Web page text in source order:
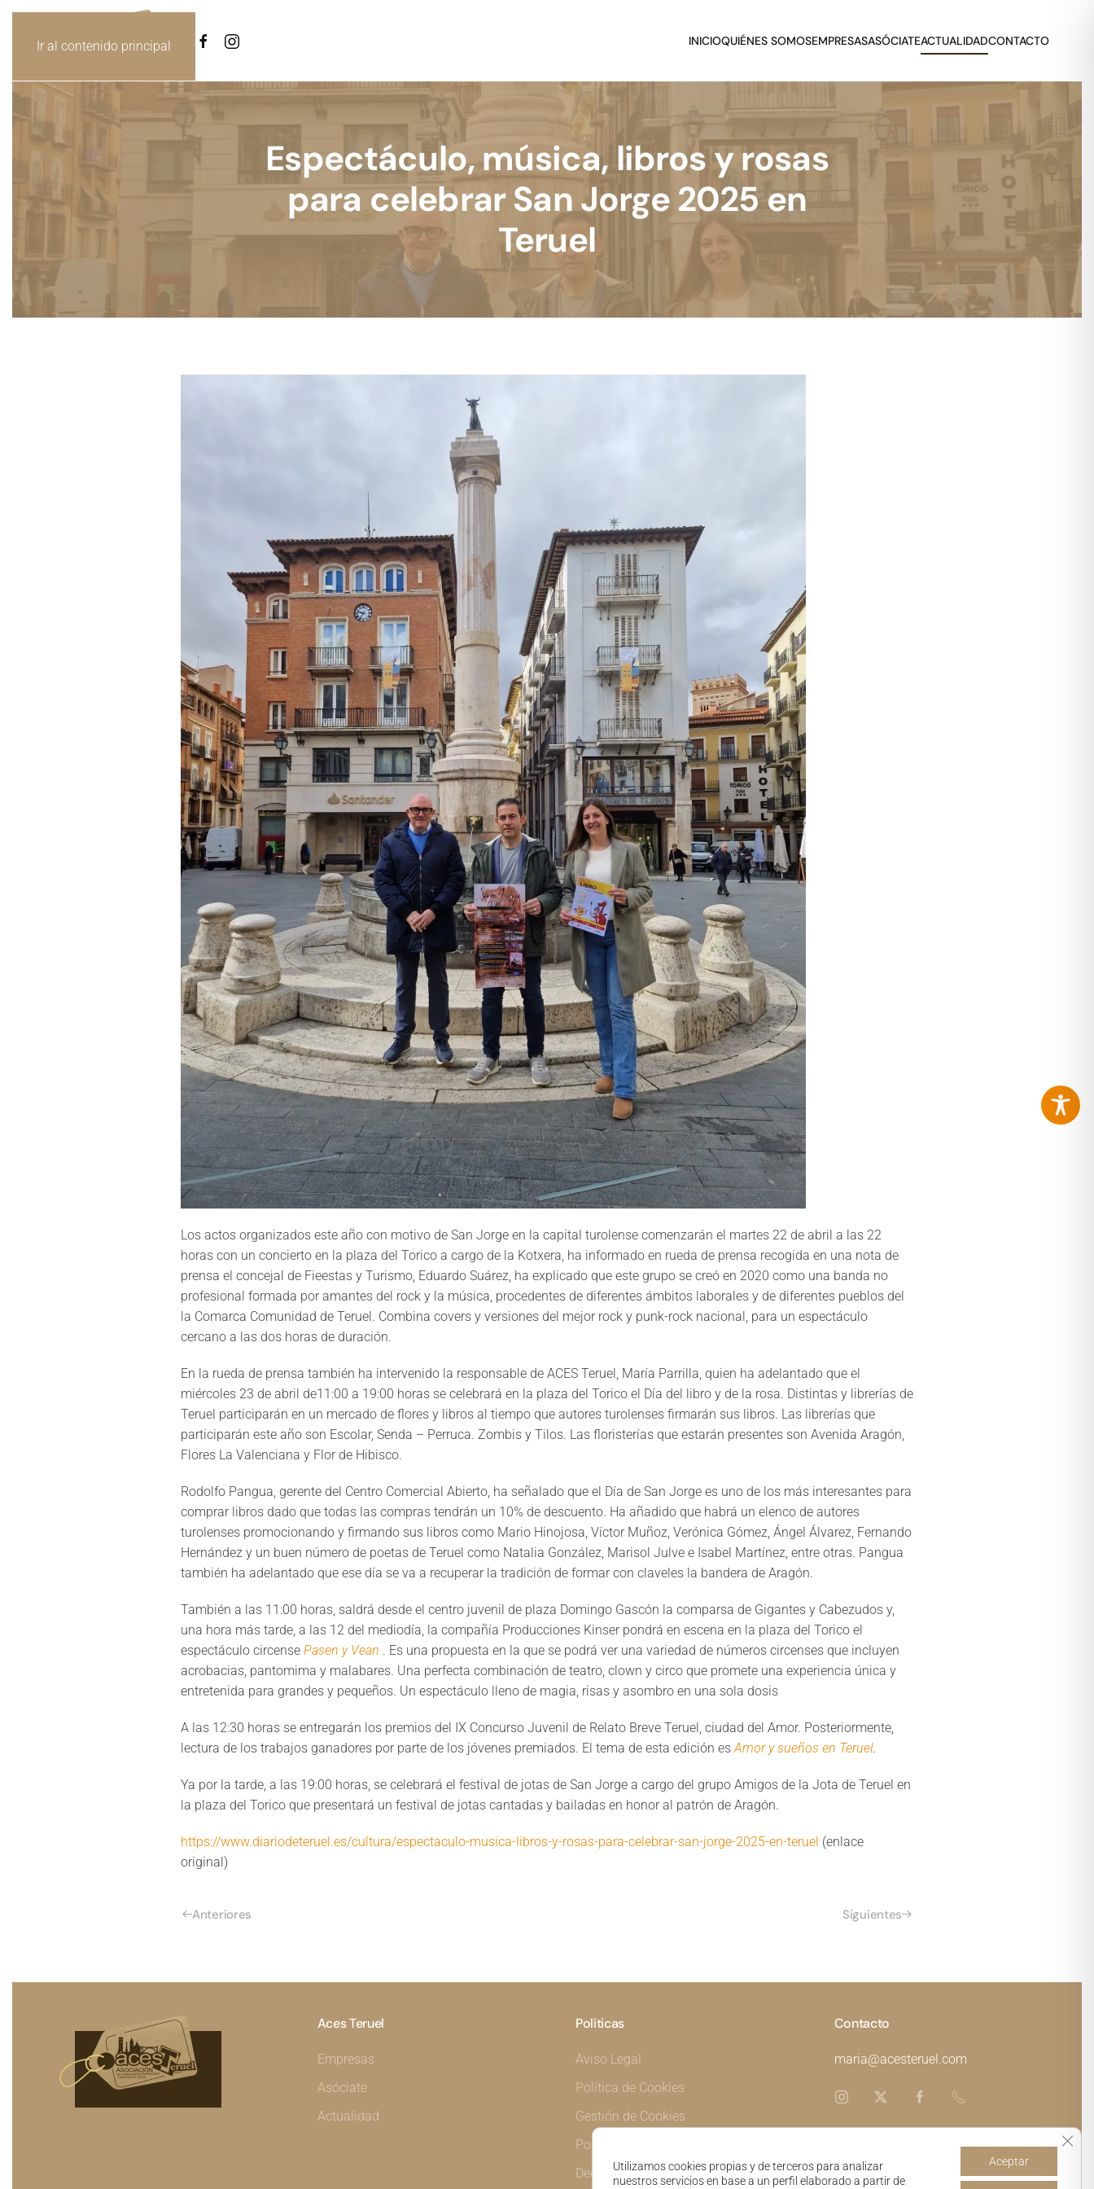
Ir al contenido principal INICIOQUIÉNES SOMOSEMPRESASASÓCIATEACTUALIDADCONTACTO
Espectáculo, música, libros y rosas
para celebrar San Jorge 2025 en
Teruel
Los actos organizados este año con motivo de San Jorge en la capital turolense comenzarán el martes 22 de abril a las 22
horas con un concierto en la plaza del Torico a cargo de la Kotxera, ha informado en rueda de prensa recogida en una nota de
prensa el concejal de Fieestas y Turismo, Eduardo Suárez, ha explicado que este grupo se creó en 2020 como una banda no
profesional formada por amantes del rock y la música, procedentes de diferentes ámbitos laborales y de diferentes pueblos del
la Comarca Comunidad de Teruel. Combina covers y versiones del mejor rock y punk-rock nacional, para un espectáculo
cercano a las dos horas de duración.
En la rueda de prensa también ha intervenido la responsable de ACES Teruel, María Parrilla, quien ha adelantado que el
miércoles 23 de abril de11:00 a 19:00 horas se celebrará en la plaza del Torico el Día del libro y de la rosa. Distintas y librerías de
Teruel participarán en un mercado de flores y libros al tiempo que autores turolenses firmarán sus libros. Las librerías que
participarán este año son Escolar, Senda – Perruca. Zombis y Tilos. Las floristerías que estarán presentes son Avenida Aragón,
Flores La Valenciana y Flor de Hibisco.
Rodolfo Pangua, gerente del Centro Comercial Abierto, ha señalado que el Día de San Jorge es uno de los más interesantes para
comprar libros dado que todas las compras tendrán un 10% de descuento. Ha añadido que habrá un elenco de autores
turolenses promocionando y firmando sus libros como Mario Hinojosa, Víctor Muñoz, Verónica Gómez, Ángel Álvarez, Fernando
Hernández y un buen número de poetas de Teruel como Natalia González, Marisol Julve e Isabel Martínez, entre otras. Pangua
también ha adelantado que ese día se va a recuperar la tradición de formar con claveles la bandera de Aragón.
También a las 11:00 horas, saldrá desde el centro juvenil de plaza Domingo Gascón la comparsa de Gigantes y Cabezudos y,
una hora más tarde, a las 12 del mediodía, la compañía Producciones Kinser pondrá en escena en la plaza del Torico el
espectáculo circense Pasen y Vean . Es una propuesta en la que se podrá ver una variedad de números circenses que incluyen
acrobacias, pantomima y malabares. Una perfecta combinación de teatro, clown y circo que promete una experiencia única y
entretenida para grandes y pequeños. Un espectáculo lleno de magia, risas y asombro en una sola dosis
A las 12:30 horas se entregarán los premios del IX Concurso Juvenil de Relato Breve Teruel, ciudad del Amor. Posteriormente,
lectura de los trabajos ganadores por parte de los jóvenes premiados. El tema de esta edición es Amor y sueños en Teruel.
Ya por la tarde, a las 19:00 horas, se celebrará el festival de jotas de San Jorge a cargo del grupo Amigos de la Jota de Teruel en
la plaza del Torico que presentará un festival de jotas cantadas y bailadas en honor al patrón de Aragón.
https://www.diariodeteruel.es/cultura/espectaculo-musica-libros-y-rosas-para-celebrar-san-jorge-2025-en-teruel (enlace
original)
Anteriores Siguientes
Aces Teruel
Empresas
Asóciate
Actualidad
Políticas
Aviso Legal
Política de Cookies
Gestión de Cookies
Política de Privacidad
Declaración de Accesibilidad
Contacto
maria@acesteruel.com
Utilizamos cookies propias y de terceros para analizar
nuestros servicios en base a un perfil elaborado a partir de
Aceptar